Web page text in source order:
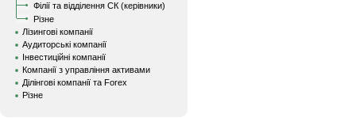
Філії та відділення СК (керівники)
Різне
Лізингові компанії
Аудиторські компанії
Інвестиційні компанії
Компанії з управління активами
Ділінгові компанії та Forex
Різне